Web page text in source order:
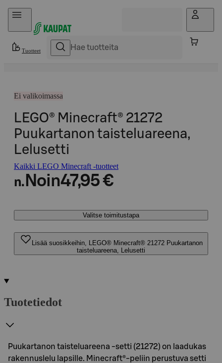
Hyppää sisältöön
Tuotteet
Ei valikoimassa
LEGO® Minecraft® 21272
Puukartanon taisteluareena,
Lelusetti
Kaikki LEGO Minecraft -tuotteet
n. Noin47,95 €
Valitse toimitustapa
Lisää suosikkeihin, LEGO® Minecraft® 21272 Puukartanon
taisteluareena, Lelusetti
Tuotetiedot
Puukartanon taisteluareena ‑setti (21272) on laadukas
rakennuslelu lapsille. Minecraft®-peliin perustuva setti